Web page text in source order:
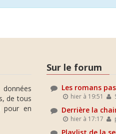
de tous
pour en
Sur le forum
Les romans
hier à 19:51
Derrière la
hier à 17:17